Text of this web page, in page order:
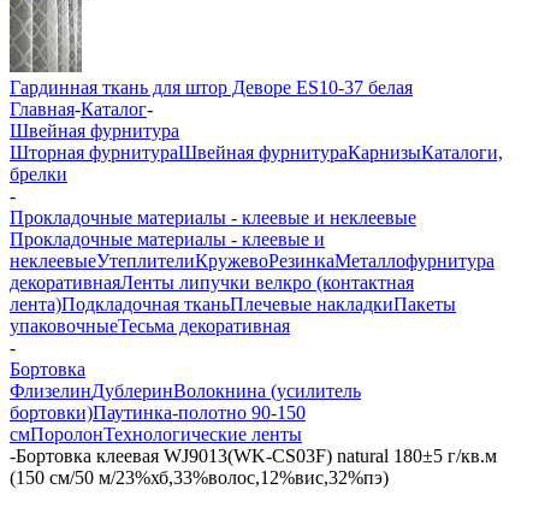
Гардинная ткань для штор Деворе ES10-37 белая
Главная-Каталог-
Швейная фурнитура
Шторная фурнитураШвейная фурнитураКарнизыКаталоги,
брелки
-
Прокладочные материалы - клеевые и неклеевые
Прокладочные материалы - клеевые и
неклеевыеУтеплителиКружевоРезинкаМеталлофурнитура
декоративнаяЛенты липучки велкро (контактная
лента)Подкладочная тканьПлечевые накладкиПакеты
упаковочныеТесьма декоративная
-
Бортовка
ФлизелинДублеринВолокнина (усилитель
бортовки)Паутинка-полотно 90-150
смПоролонТехнологические ленты
-Бортовка клеевая WJ9013(WK-CS03F) natural 180±5 г/кв.м
(150 см/50 м/23%хб,33%волос,12%вис,32%пэ)